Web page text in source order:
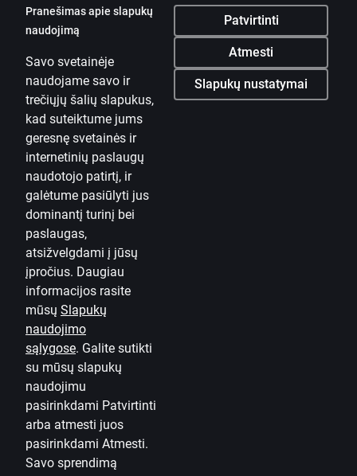
Pranešimas apie slapukų
naudojimą
Patvirtinti
Atmesti
Slapukų nustatymai
Savo svetainėje
naudojame savo ir
trečiųjų šalių slapukus,
kad suteiktume jums
geresnę svetainės ir
internetinių paslaugų
naudotojo patirtį, ir
galėtume pasiūlyti jus
dominantį turinį bei
paslaugas,
atsižvelgdami į jūsų
įpročius. Daugiau
informacijos rasite
mūsų Slapukų
naudojimo
sąlygose. Galite sutikti
su mūsų slapukų
naudojimu
pasirinkdami Patvirtinti
arba atmesti juos
pasirinkdami Atmesti.
Savo sprendimą
Mobilioji programėlė
Parsisiųsti programėlę
Parsisiųsti programėlę
Programėlė „iOS“ ir
„Android“ įrenginiams
Susisiekite su mumis
Kontaktai
Naudinga informacija
„Citadele“
Apie banką
Žiniasklaidai
Karjera
Tinklaraštis
Taisyklės ir sąlygos
Naudojimosi taisyklės
Slapukų nuostatos